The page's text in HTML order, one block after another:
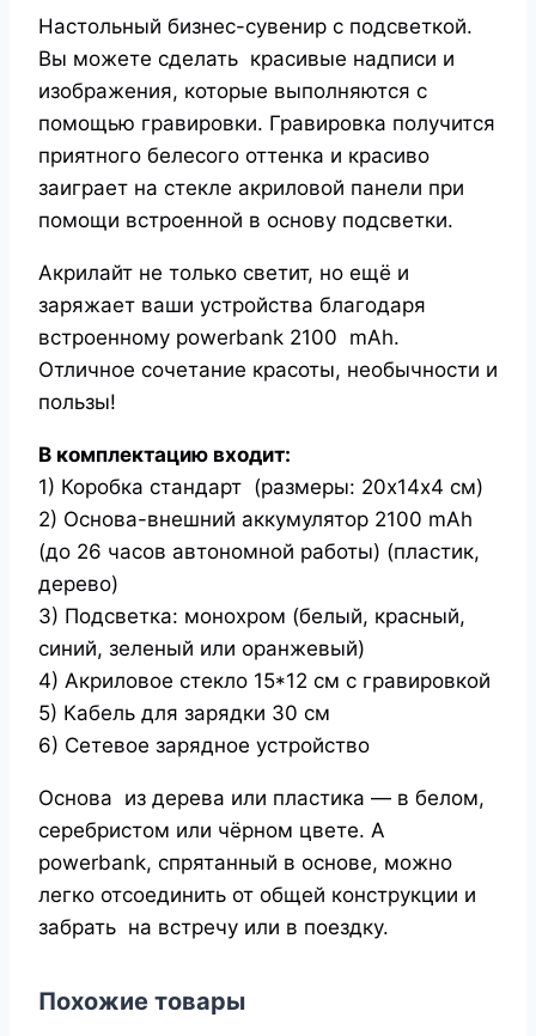
Настольный бизнес-сувенир с подсветкой.
Вы можете сделать красивые надписи и
изображения, которые выполняются с
помощью гравировки. Гравировка получится
приятного белесого оттенка и красиво
заиграет на стекле акриловой панели при
помощи встроенной в основу подсветки.
Акрилайт не только светит, но ещё и
заряжает ваши устройства благодаря
встроенному powerbank 2100 mAh.
Отличное сочетание красоты, необычности и
пользы!
В комплектацию входит:
1) Коробка стандарт (размеры: 20х14х4 см)
2) Основа-внешний аккумулятор 2100 mAh
(до 26 часов автономной работы) (пластик,
дерево)
3) Подсветка: монохром (белый, красный,
синий, зеленый или оранжевый)
4) Акриловое стекло 15*12 см с гравировкой
5) Кабель для зарядки 30 см
6) Сетевое зарядное устройство
Основа из дерева или пластика — в белом,
серебристом или чёрном цвете. А
powerbank, спрятанный в основе, можно
легко отсоединить от общей конструкции и
забрать на встречу или в поездку.
Похожие товары